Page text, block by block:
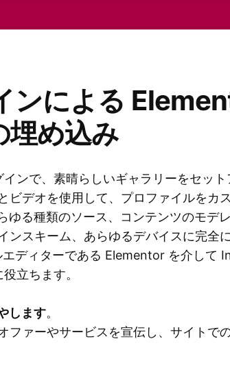
ンによる
め込み
ンで、素晴らしいギャラリーをセット
デオを使用して、プロファイルをカ
ゆる種類のソース、コンテンツのモデ
スキーム、あらゆるデバイスに完全に
ディターである Elementor を介して
立ちます。
します。
ァーやサービスを宣伝し、サイトで